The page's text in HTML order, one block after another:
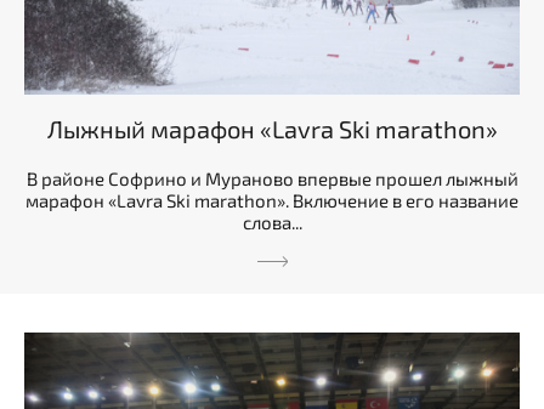
Лыжный марафон «Lavra Ski marathon»
В районе Софрино и Мураново впервые прошел лыжный
марафон «Lavra Ski marathon». Включение в его название
слова...